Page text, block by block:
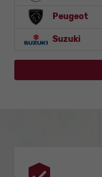
Peugeot
Suzuki